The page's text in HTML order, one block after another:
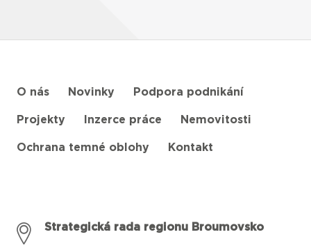
O nás Novinky Podpora podnikání
Projekty Inzerce práce Nemovitosti
Ochrana temné oblohy Kontakt
Strategická rada regionu Broumovsko